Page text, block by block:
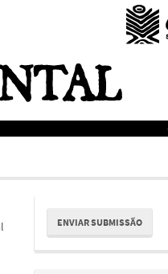
Enviar
Submissão
ENVIAR SUBMISSÃO